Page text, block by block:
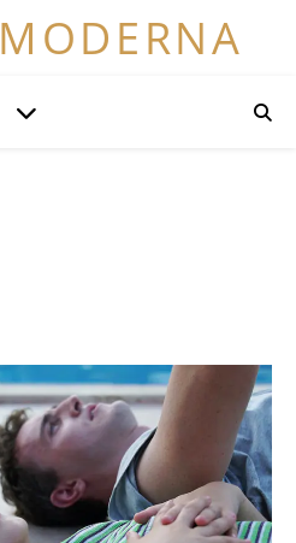
MODERNA